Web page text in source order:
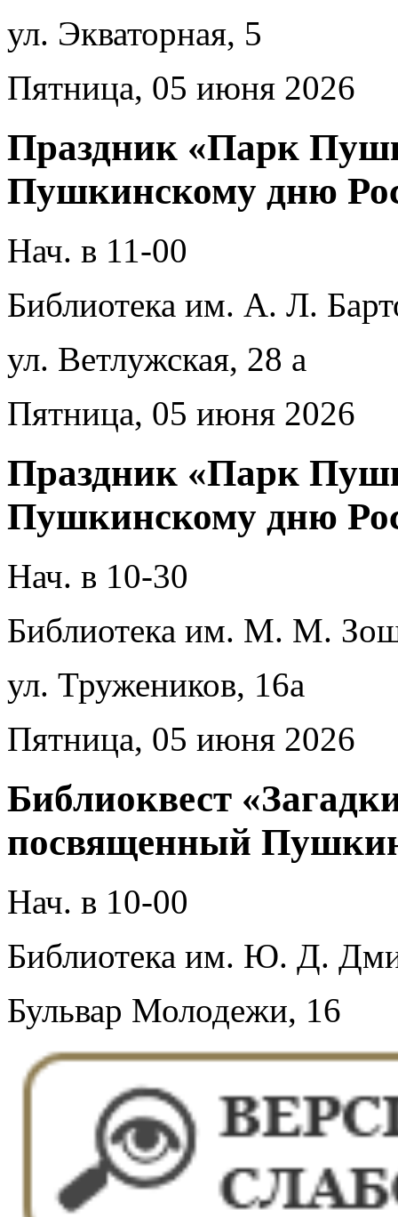
ул. Экваторная, 5
Пятница, 05 июня 2026
Праздник «Парк
Пушкинскому дню
Нач. в 11-00
Библиотека им. А. Л.
ул. Ветлужская, 28 а
Пятница, 05 июня 2026
Праздник «Парк
Пушкинскому дню
Нач. в 10-30
Библиотека им. М. М.
ул. Тружеников, 16а
Пятница, 05 июня 2026
Библиоквест
посвященный
Нач. в 10-00
Библиотека им. Ю. Д.
Бульвар Молодежи, 16